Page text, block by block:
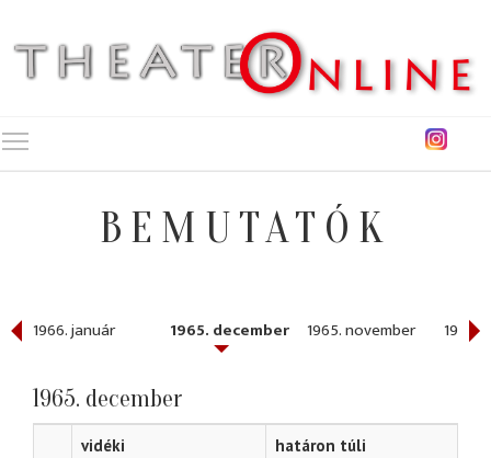
BEMUTATÓK
1966. január 1965. december 1965. november 1965.
1965. december
vidéki
határon túli